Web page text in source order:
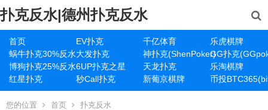
扑克反水|德州扑克反水
首页 EV扑克 千亿体育
乐虎棋牌
蜗牛扑克30%反水大发扑克 神扑克(ShenPoker)GG扑克
博狗扑克25%反水6UP扑克之星 天龙扑克
乐淘棋牌
红星扑克
秒Call扑克 新葡京棋牌 币投
您的位置 首页 扑克反水